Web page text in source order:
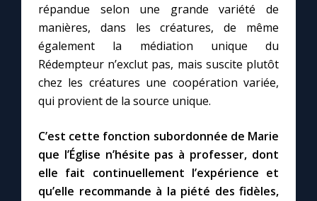
répandue selon une grande variété de
manières, dans les créatures, de même
également la médiation unique du
Rédempteur n’exclut pas, mais suscite plutôt
chez les créatures une coopération variée,
qui provient de la source unique.
C’est cette fonction subordonnée de Marie
que l’Église n’hésite pas à professer, dont
elle fait continuellement l’expérience et
qu’elle recommande à la piété des fidèles,